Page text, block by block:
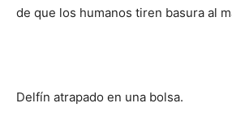
de que los humanos tiren basura al
Delfín atrapado en una bolsa.